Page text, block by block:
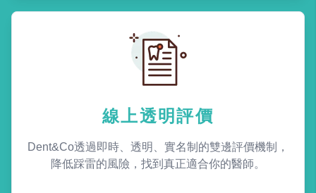
線上透明評價
Dent&Co透過即時、透明、實名制的雙邊評價機制，
降低踩雷的風險，找到真正適合你的醫師。